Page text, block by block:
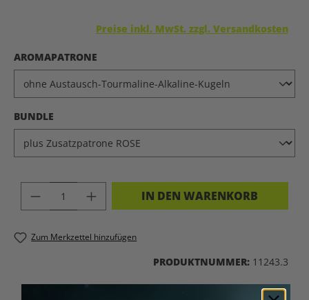
Preise inkl. MwSt. zzgl. Versandkosten
AROMAPATRONE
BUNDLE
PRODUKT ANZAHL: GIB DEN
IN DEN WARENKORB
Zum Merkzettel hinzufügen
PRODUKTNUMMER: 11243.3